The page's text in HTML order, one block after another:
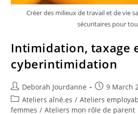
Créer des milieux de travail et de vie
sécuritaires pour
Intimidation, taxage
cyberintimidation
Deborah Jourdanne
9 March
Ateliers aîné.es / Ateliers
femmes / Ateliers mon rôle de parent